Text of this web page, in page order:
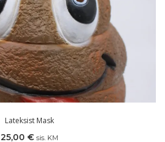
Lateksist Mask
25,00 € sis. KM